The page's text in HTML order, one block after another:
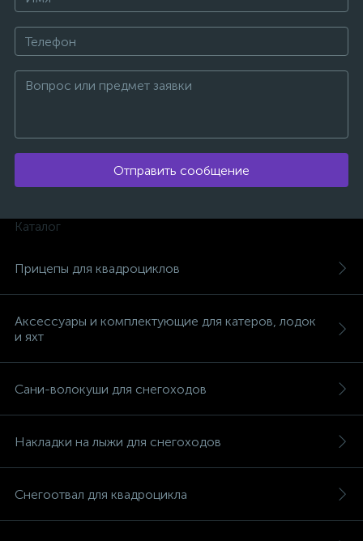
Отправить сообщение
Каталог
Прицепы для квадроциклов
Аксессуары и комплектующие для катеров, лодок
и яхт
Сани-волокуши для снегоходов
Накладки на лыжи для снегоходов
Снегоотвал для квадроцикла